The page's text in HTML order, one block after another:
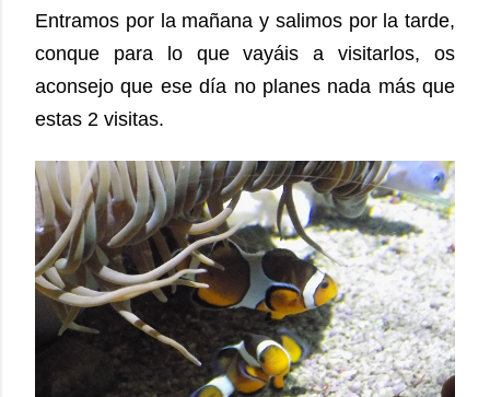
Entramos por la mañana y salimos por la tarde,
conque para lo que vayáis a visitarlos, os
aconsejo que ese día no planes nada más que
estas 2 visitas.